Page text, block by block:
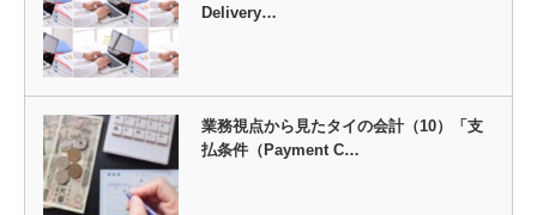
Delivery…
業務視点から見たタイの会計（10）「支
払条件（Payment C…